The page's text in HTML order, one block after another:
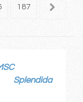
187 188
Splendida